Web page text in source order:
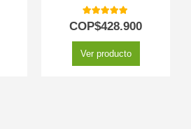
5.00out of 5
COP$428.900
Ver producto